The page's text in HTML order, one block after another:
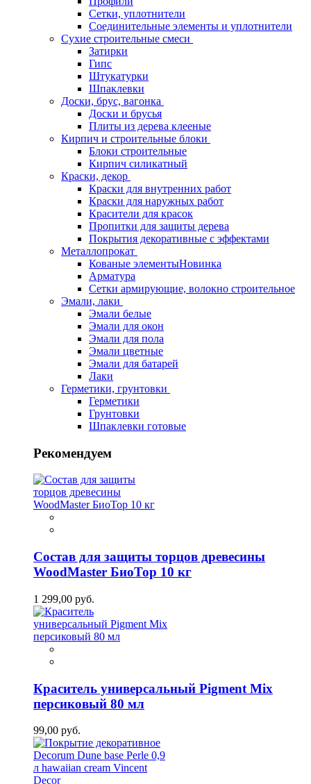
Сетки, уплотнители
Соединительные элементы и уплотнители
Сухие строительные смеси
Затирки
Гипс
Штукатурки
Шпаклевки
Доски, брус, вагонка
Доски и брусья
Плиты из дерева клееные
Кирпич и строительные блоки
Блоки строительные
Кирпич силикатный
Краски, декор
Краски для внутренних работ
Краски для наружных работ
Красители для красок
Пропитки для защиты дерева
Покрытия декоративные с эффектами
Металлопрокат
Кованые элементыНовинка
Арматура
Сетки армирующие, волокно строительное
Эмали, лаки
Эмали белые
Эмали для окон
Эмали для пола
Эмали цветные
Эмали для батарей
Лаки
Герметики, грунтовки
Герметики
Грунтовки
Шпаклевки готовые
Рекомендуем
Состав для защиты торцов древесины
WoodMaster БиоТор 10 кг
1 299,00 руб.
Краситель универсальный Pigment Mix
персиковый 80 мл
99,00 руб.